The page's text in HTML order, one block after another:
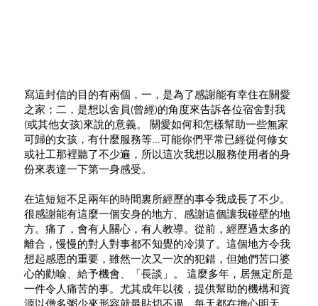
寫這封信的目的有兩個，一，是為了感謝能有幸住在關愛
之家；二，是想以舍員(曾經)的角度來告訴各位宿舍對我
(或其他女孩)來說的意義。 關愛如何和怎樣幫助一些無家
可歸的女孩，有什麼服務等...可能你們平常已經從何修女
或社工那裡聽了不少遍，所以這次我想以服務使用者的身
份來表達一下第一身感受。
在這短短不足兩年的時間裏所經歷的事令我成長了不少。
很感謝能有這麼一個安身的地方、感謝這個讓我碰壁的地
方。痛了，會有人關心，有人教導。從前，經歷過太多的
離合，慢慢的對人對事都不知覺的冷漠了。這個地方令我
想起感恩的重要，雖然一次又一次的犯錯，但她們苦口婆
心的勸喻、給予機會、「長談」。 這麼多年，居無定所是
一件令人痛苦的事。尤其成年以後，提供幫助的機構和資